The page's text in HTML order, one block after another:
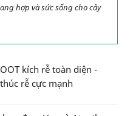
hợp và sức sống cho cây
kích rễ toàn diện -
rễ cực mạnh